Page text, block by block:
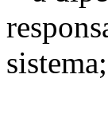
sistema;